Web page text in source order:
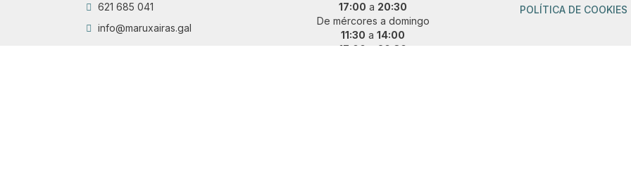
621 685 041
info@maruxairas.gal
17:00 a 20:30
De mércores a domingo
11:30 a 14:00
17:00
20:30
POLÍTICA DE COOKIES